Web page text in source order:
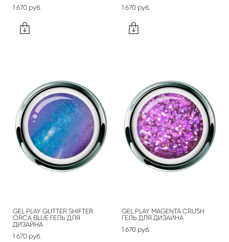
1 670 pуб.
1 670 pуб.
GEL PLAY GLITTER SHIFTER
ORCA BLUE ГЕЛЬ ДЛЯ
ДИЗАЙНА
1 670 pуб.
GEL PLAY MAGENTA CRUSH
ГЕЛЬ ДЛЯ ДИЗАЙНА
1 670 pуб.